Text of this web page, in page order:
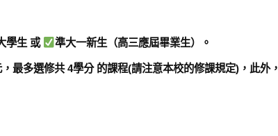
學生 或 準大一新生（高三應屆畢業生） 。
，最多選修共4學分 的課程(請注意本校的修課規定) ，此外，